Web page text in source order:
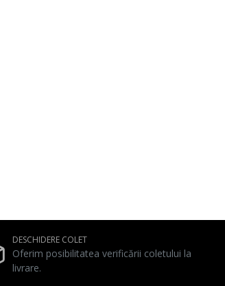
DESCHIDERE COLET
Oferim posibilitatea verificării coletului la
livrare.